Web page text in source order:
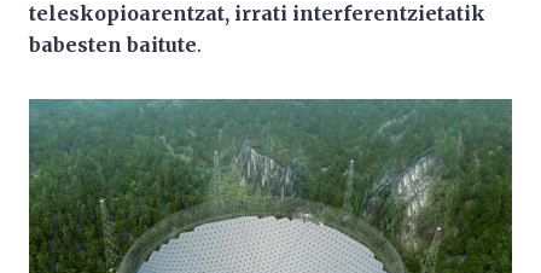
teleskopioarentzat, irrati interferentzietatik
babesten baitute.